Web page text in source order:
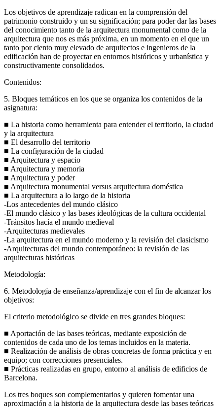
Los objetivos de aprendizaje radican en la comprensión del
patrimonio construido y un su significación; para poder dar las bases
del conocimiento tanto de la arquitectura monumental como de la
arquitectura que nos es más próxima, en un momento en el que un
tanto por ciento muy elevado de arquitectos e ingenieros de la
edificación han de proyectar en entornos históricos y urbanística y
constructivamente consolidados.
Contenidos:
5. Bloques temáticos en los que se organiza los contenidos de la
asignatura:
■ La historia como herramienta para entender el territorio, la ciudad
y la arquitectura
■ El desarrollo del territorio
■ La configuración de la ciudad
■ Arquitectura y espacio
■ Arquitectura y memoria
■ Arquitectura y poder
■ Arquitectura monumental versus arquitectura doméstica
■ La arquitectura a lo largo de la historia
-Los antecedentes del mundo clásico
-El mundo clásico y las bases ideológicas de la cultura occidental
-Tránsitos hacía el mundo medieval
-Arquitecturas medievales
-La arquitectura en el mundo moderno y la revisión del clasicismo
-Arquitecturas del mundo contemporáneo: la revisión de las
arquitecturas históricas
Metodología:
6. Metodología de enseñanza/aprendizaje con el fin de alcanzar los
objetivos:
El criterio metodológico se divide en tres grandes bloques:
■ Aportación de las bases teóricas, mediante exposición de
contenidos de cada uno de los temas incluidos en la materia.
■ Realización de análisis de obras concretas de forma práctica y en
equipo; con correcciones presenciales.
■ Prácticas realizadas en grupo, entorno al análisis de edificios de
Barcelona.
Los tres boques son complementarios y quieren fomentar una
aproximación a la historia de la arquitectura desde las bases teóricas